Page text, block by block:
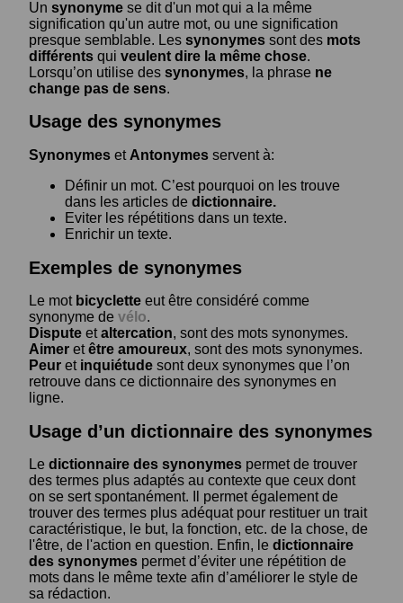
Un synonyme se dit d'un mot qui a la même
signification qu'un autre mot, ou une signification
presque semblable. Les synonymes sont des mots
différents qui veulent dire la même chose.
Lorsqu’on utilise des synonymes, la phrase ne
change pas de sens.
Usage des synonymes
Synonymes et Antonymes servent à:
Définir un mot. C’est pourquoi on les trouve
dans les articles de dictionnaire.
Eviter les répétitions dans un texte.
Enrichir un texte.
Exemples de synonymes
Le mot bicyclette eut être considéré comme
synonyme de vélo.
Dispute etaltercation, sont des mots synonymes.
Aimer etêtre amoureux, sont des mots synonymes.
Peur et inquiétude sont deux synonymes que l’on
retrouve dans ce dictionnaire des synonymes en
ligne.
Usage d’un dictionnaire des synonymes
Le dictionnaire des synonymes permet de trouver
des termes plus adaptés au contexte que ceux dont
on se sert spontanément. Il permet également de
trouver des termes plus adéquat pour restituer un trait
caractéristique, le but, la fonction, etc. de la chose, de
l'être, de l'action en question. Enfin, le dictionnaire
des synonymes permet d’éviter une répétition de
mots dans le même texte afin d’améliorer le style de
sa rédaction.